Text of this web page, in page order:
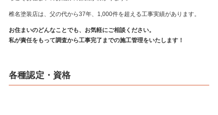
椎名塗装店は、父の代から37年、1,000件を超える工事実績があります。
お住まいのどんなことでも、お気軽にご相談ください。
私が責任をもって調査から工事完了までの施工管理をいたします！
各種認定・資格